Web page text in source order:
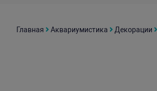
Главная Аквариумистика Декорации